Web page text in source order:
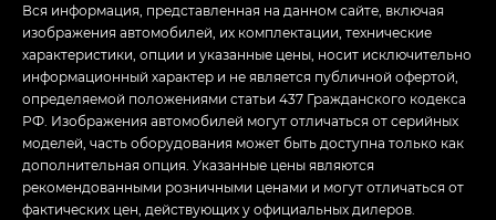
Вся информация, представленная на данном сайте, включая
изображения автомобилей, их комплектации, технические
характеристики, опции и указанные цены, носит исключительно
информационный характер и не является публичной офертой,
определяемой положениями статьи 437 Гражданского кодекса
РФ. Изображения автомобилей могут отличаться от серийных
моделей, часть оборудования может быть доступна только как
дополнительная опция. Указанные цены являются
рекомендованными розничными ценами и могут отличаться от
фактических цен, действующих у официальных дилеров.